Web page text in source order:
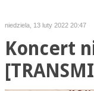
niedziela, 13 luty 2022 20:47
Koncert